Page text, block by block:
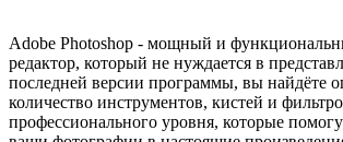
Adobe Photoshop - мощный и
редактор, который не нуждается в
последней версии программы, вы найдёте
количество инструментов, кистей и
профессионального уровня, которые